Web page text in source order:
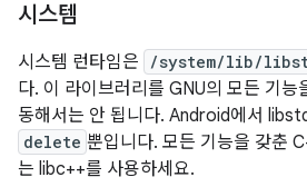
시스템
시스템 런타임은 /system/lib/
다. 이 라이브러리를 GNU의 모든 기
동해서는 안 됩니다. Android에서
delete 뿐입니다. 모든 기능을 갖춘
는 libc++를 사용하세요.